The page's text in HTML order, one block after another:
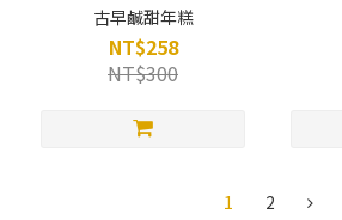
古早鹹甜年糕
NT$258
NT$300
1 2